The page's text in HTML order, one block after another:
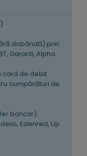
dobândă) prin
Garanti, Alpha
card de debit
cumpărături de
bancar)
Edenred, Up